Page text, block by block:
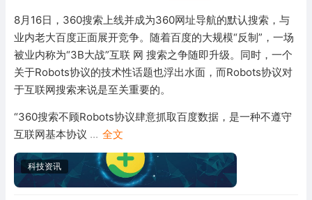
游戏娱乐
安全防御
系统下载
8月16日，360搜索上线并成为360网址导航的默认搜索，与
业内老大百度正面展开竞争。随着百度的大规模“反制”，一场
被业内称为“3B大战”互联 网 搜索之争随即升级。同时，一个
关于Robots协议的技术性话题也浮出水面，而Robots协议对
于互联网搜索来说是至关重要的。
“360搜索不顾Robots协议肆意抓取百度数据，是一种不遵守
互联网基本协议 ... 全文
科技资讯